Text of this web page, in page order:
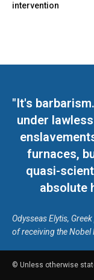
intervention
"It's
under
furnaces,
quasi-
absolute
Odysseas Elytis,
of receiving the Nobel
© Unless otherwise